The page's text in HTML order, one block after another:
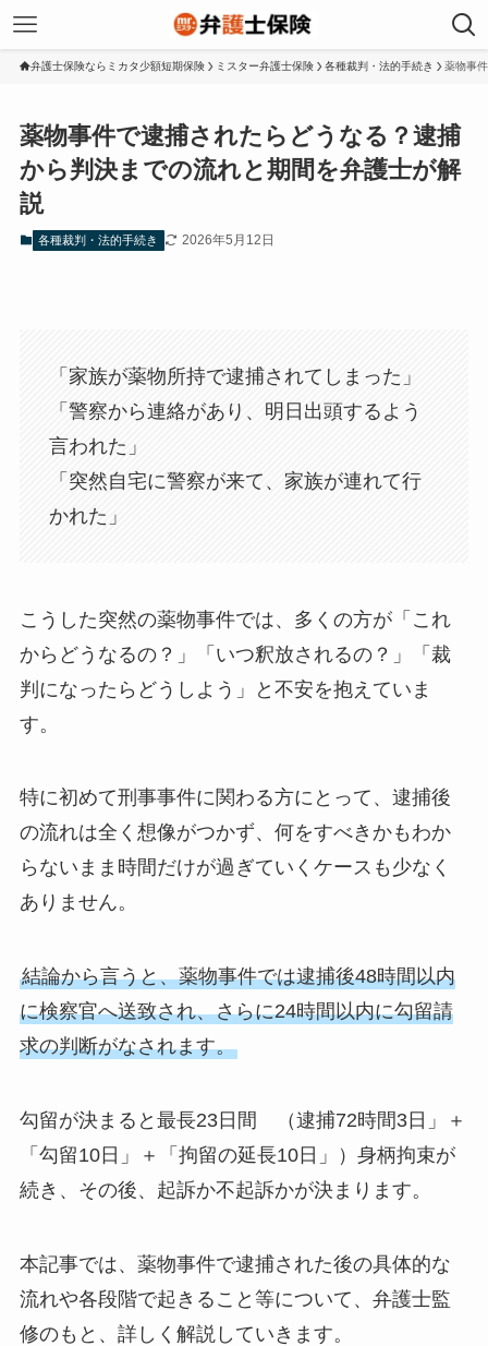
弁護士保険ならミカタ少額短期保険 ミスター弁護士保険 各種裁判・法的手続き 薬物事
薬物事件で逮捕されたらどうなる？逮捕
から判決までの流れと期間を弁護士が解
説
各種裁判・法的手続き 2026年5月12日
「家族が薬物所持で逮捕されてしまった」
「警察から連絡があり、明日出頭するよう
言われた」
「突然自宅に警察が来て、家族が連れて行
かれた」
こうした突然の薬物事件では、多くの方が「これ
からどうなるの？」「いつ釈放されるの？」「裁
判になったらどうしよう」と不安を抱えていま
す。
特に初めて刑事事件に関わる方にとって、逮捕後
の流れは全く想像がつかず、何をすべきかもわか
らないまま時間だけが過ぎていくケースも少なく
ありません。
結論から言うと、薬物事件では逮捕後48時間以内
に検察官へ送致され、さらに24時間以内に勾留請
求の判断がなされます。
勾留が決まると最長23日間 （逮捕72時間3日」＋
「勾留10日」＋「拘留の延長10日」）身柄拘束が
続き、その後、起訴か不起訴かが決まります。
本記事では、薬物事件で逮捕された後の具体的な
流れや各段階で起きること等について、弁護士監
修のもと、詳しく解説していきます。